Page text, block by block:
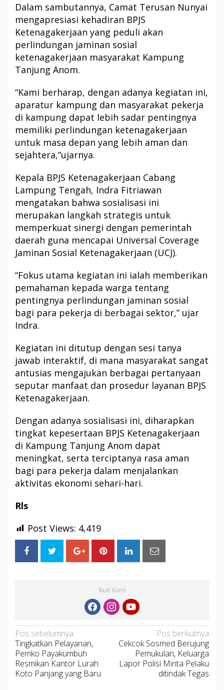
Dalam sambutannya, Camat Terusan Nunyai
mengapresiasi kehadiran BPJS
Ketenagakerjaan yang peduli akan
perlindungan jaminan sosial
ketenagakerjaan masyarakat Kampung
Tanjung Anom.
“Kami berharap, dengan adanya kegiatan ini,
aparatur kampung dan masyarakat pekerja
di kampung dapat lebih sadar pentingnya
memiliki perlindungan ketenagakerjaan
untuk masa depan yang lebih aman dan
sejahtera,”ujarnya.
Kepala BPJS Ketenagakerjaan Cabang
Lampung Tengah, Indra Fitriawan
mengatakan bahwa sosialisasi ini
merupakan langkah strategis untuk
memperkuat sinergi dengan pemerintah
daerah guna mencapai Universal Coverage
Jaminan Sosial Ketenagakerjaan (UCJ).
“Fokus utama kegiatan ini ialah memberikan
pemahaman kepada warga tentang
pentingnya perlindungan jaminan sosial
bagi para pekerja di berbagai sektor,” ujar
Indra.
Kegiatan ini ditutup dengan sesi tanya
jawab interaktif, di mana masyarakat sangat
antusias mengajukan berbagai pertanyaan
seputar manfaat dan prosedur layanan BPJS
Ketenagakerjaan.
Dengan adanya sosialisasi ini, diharapkan
tingkat kepesertaan BPJS Ketenagakerjaan
di Kampung Tanjung Anom dapat
meningkat, serta terciptanya rasa aman
bagi para pekerja dalam menjalankan
aktivitas ekonomi sehari-hari.
Rls
Post Views: 4,419
Ikuti Kami
Navigasi
pos
Pos sebelumnya
Tingkatkan Pelayanan,
Pemko Payakumbuh
Resmikan Kantor Lurah
Koto Panjang yang Baru
Pos berikutnya
Cekcok Sosmed Berujung
Pemukulan, Keluarga
Lapor Polisi Minta Pelaku
ditindak Tegas